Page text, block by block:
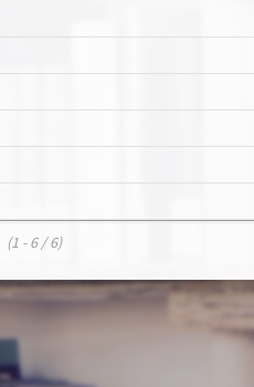
(1 - 6 / 6)